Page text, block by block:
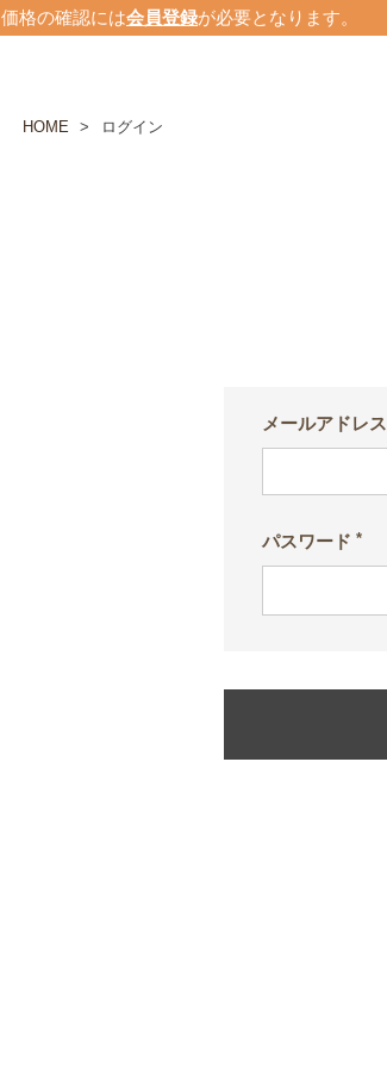
価格の確認には会員登録が必要となります。
HOME ログイン
メールアドレス
パスワード
(必